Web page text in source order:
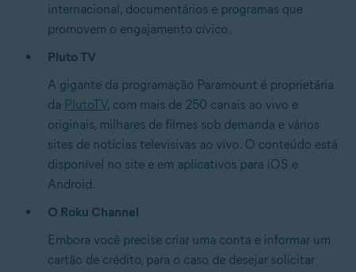
internacional, documentários e programas que
promovem o engajamento cívico.
Pluto TV
A gigante da programação Paramount é proprietária
da PlutoTV, com mais de 250 canais ao vivo e
originais, milhares de filmes sob demanda e vários
sites de notícias televisivas ao vivo. O conteúdo está
disponível no site e em aplicativos para iOS e
Android.
O Roku Channel
Embora você precise criar uma conta e informar um
cartão de crédito, para o caso de desejar solicitar